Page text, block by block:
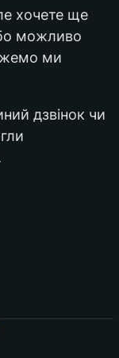
хочете ще
можливо
ми
дзвінок чи